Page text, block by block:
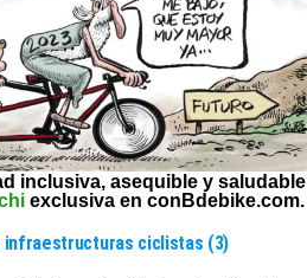
inclusiva, asequible y saludable
exclusiva en conBdebike.com.
infraestructuras ciclistas (3)